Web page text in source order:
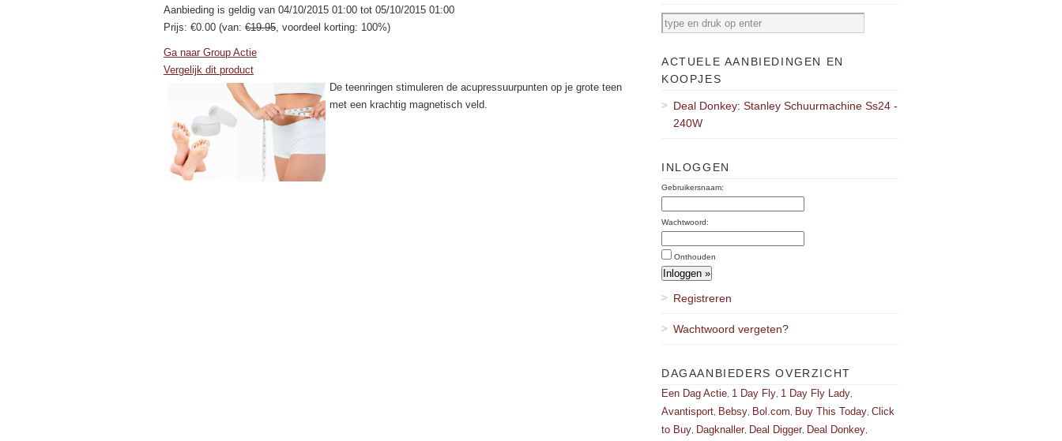
Aanbieding is geldig van 04/10/2015 01:00 tot 05/10/2015 01:00
Prijs: €0.00 (van: €19.95, voordeel korting: 100%)
Ga naar Group Actie
Vergelijk dit product
De teenringen stimuleren de acupressuurpunten op je grote teen
met een krachtig magnetisch veld.
ACTUELE AANBIEDINGEN EN
KOOPJES
Deal Donkey: Stanley Schuurmachine Ss24 -
240W
INLOGGEN
Gebruikersnaam:
Wachtwoord:
Onthouden
Registreren
Wachtwoord vergeten?
DAGAANBIEDERS OVERZICHT
Een Dag Actie 1 Day Fly 1 Day Fly Lady
Avantisport Bebsy Bol.com Buy This Today Click
to Buy Dagknaller Deal Digger Deal Donkey